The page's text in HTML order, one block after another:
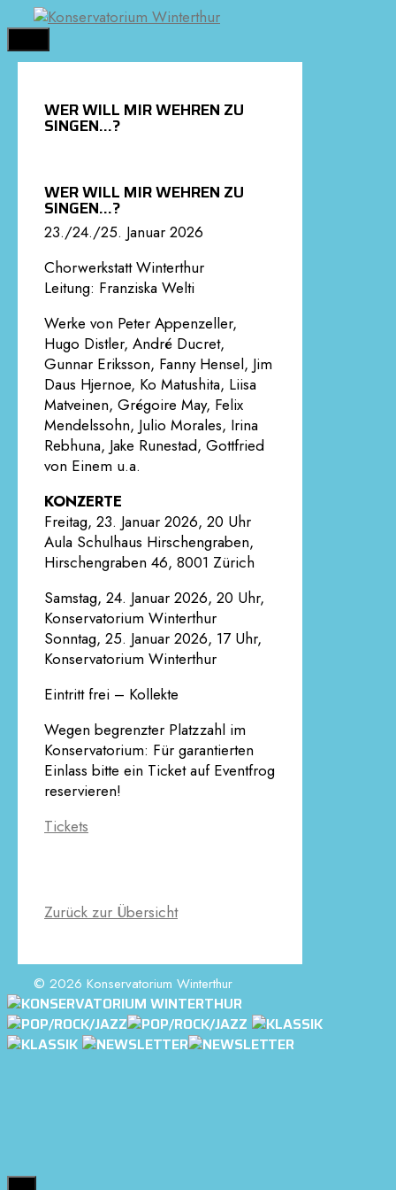
Springe
zum
Inhalt
WER WILL MIR WEHREN ZU
SINGEN…?
WER WILL MIR WEHREN ZU
SINGEN…?
23./24./25. Januar 2026
Chorwerkstatt Winterthur
Leitung: Franziska Welti
Werke von Peter Appenzeller,
Hugo Distler, André Ducret,
Gunnar Eriksson, Fanny Hensel, Jim
Daus Hjernoe, Ko Matushita, Liisa
Matveinen, Grégoire May, Felix
Mendelssohn, Julio Morales, Irina
Rebhuna, Jake Runestad, Gottfried
von Einem u.a.
KONZERTE
Freitag, 23. Januar 2026, 20 Uhr
Aula Schulhaus Hirschengraben,
Hirschengraben 46, 8001 Zürich
Samstag, 24. Januar 2026, 20 Uhr,
Konservatorium Winterthur
Sonntag, 25. Januar 2026, 17 Uhr,
Konservatorium Winterthur
Eintritt frei – Kollekte
Wegen begrenzter Platzzahl im
Konservatorium: Für garantierten
Einlass bitte ein Ticket auf Eventfrog
reservieren!
Tickets
Zurück zur Übersicht
© 2026 Konservatorium Winterthur